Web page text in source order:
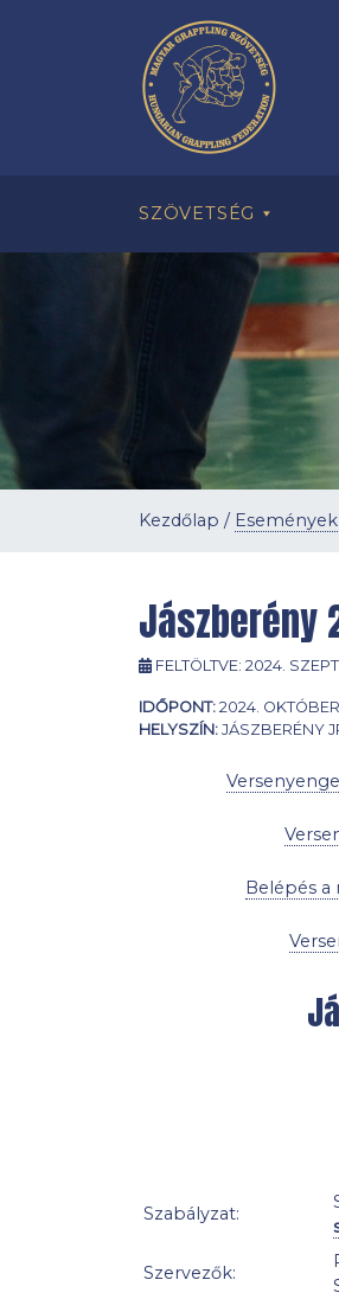
SZÖVETSÉG
Kezdőlap / Események
Jászberény
FELTÖLTVE:2024.
IDŐPONT: 2024.
HELYSZÍN: JÁSZBERÉNY
Belépés a
Szabályzat:
Szervezők: